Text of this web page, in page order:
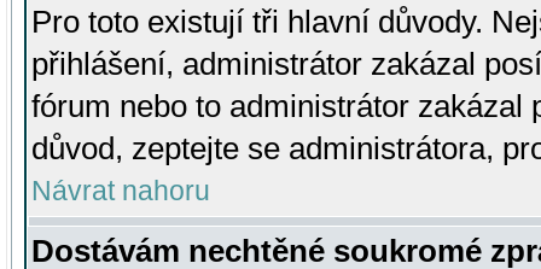
Pro toto existují tři hlavní důvody.
přihlášení, administrátor zakázal
fórum nebo to administrátor zakázal
důvod, zeptejte se administrátora,
Návrat nahoru
Dostávám nechtěné soukromé